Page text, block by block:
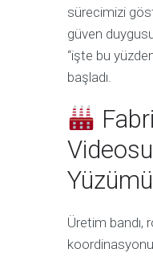
sürecimizi
güven
“işte bu
başladı.
Üretim bandı,